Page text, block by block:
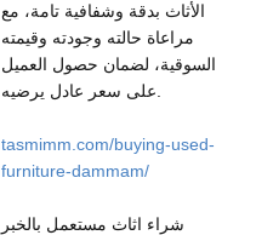
الأثاث بدقة وشفافية تامة، مع
مراعاة حالته وجودته وقيمته
السوقية، لضمان حصول العميل
tasmimm.com/buying-used-
furniture-dammam/
شراء اثاث مستعمل بالخبر